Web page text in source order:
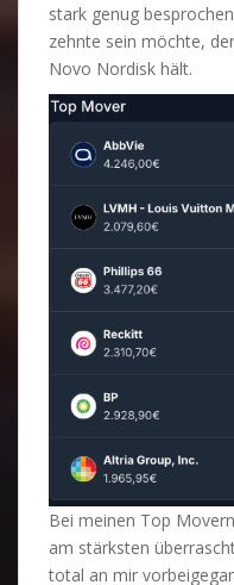
stark genug
zehnte sein möchte,
Novo Nordisk hält.
Bei meinen Top
am stärksten
total an mir